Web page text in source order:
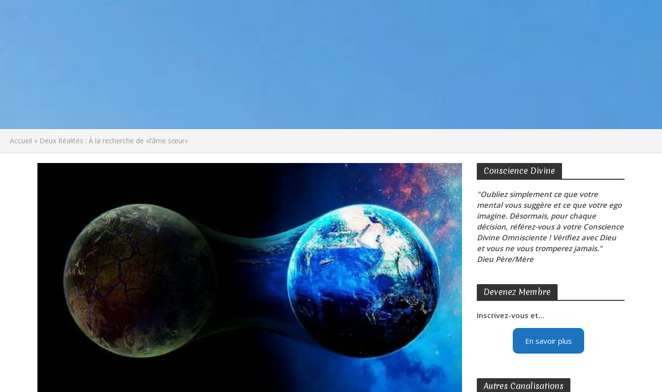
Accueil » Deux Réalités : À la recherche de «l’âme sœur»
Conscience Divine
"Oubliez simplement ce que votre
mental vous suggère et ce que votre ego
imagine. Désormais, pour chaque
décision, référez-vous à votre Conscience
Divine Omnisciente ! Vérifiez avec Dieu
et vous ne vous tromperez jamais."
Dieu Père/Mère
Devenez Membre
Inscrivez-vous et...
En savoir plus
Autres Canalisations